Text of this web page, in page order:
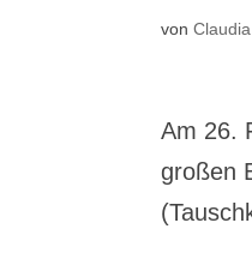
vonClaudia
Am 26.
großen